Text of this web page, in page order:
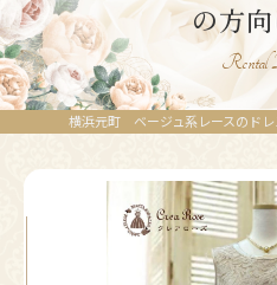
の方
Rental